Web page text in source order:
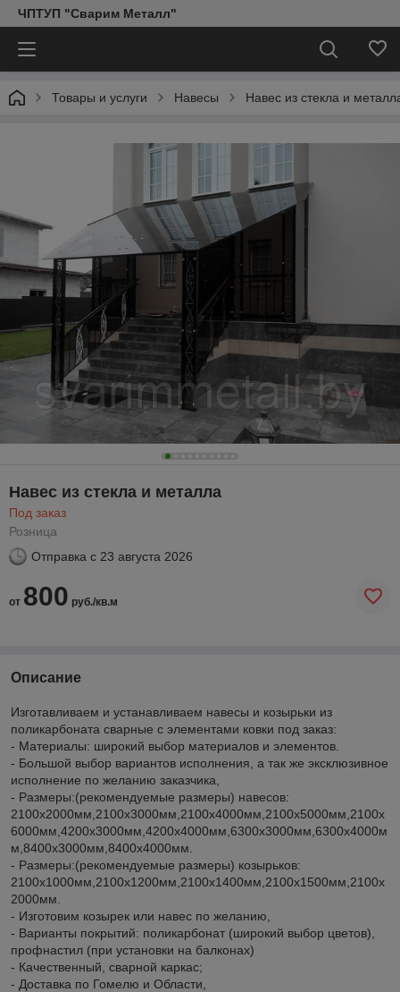
ЧПТУП "Сварим Металл"
Товары и услуги Навесы Навес из стекла и
Навес из стекла и металла
Под заказ
Розница
Отправка с 23 августа 2026
от 800 руб./кв.м
Описание
Изготавливаем и устанавливаем навесы и козырьки из
поликарбоната сварные с элементами ковки под заказ:
- Материалы: широкий выбор материалов и элементов.
- Большой выбор вариантов исполнения, а так же эксклюзивное
исполнение по желанию заказчика,
- Размеры:(рекомендуемые размеры) навесов:
2100х2000мм,2100х3000мм,2100х4000мм,2100х5000мм,2100х
6000мм,4200х3000мм,4200х4000мм,6300х3000мм,6300х4000м
м,8400х3000мм,8400х4000мм.
- Размеры:(рекомендуемые размеры) козырьков:
2100х1000мм,2100х1200мм,2100х1400мм,2100х1500мм,2100х
2000мм.
- Изготовим козырек или навес по желанию,
- Варианты покрытий: поликарбонат (широкий выбор цветов),
профнастил (при установки на балконах)
- Качественный, сварной каркас;
- Доставка по Гомелю и Области,